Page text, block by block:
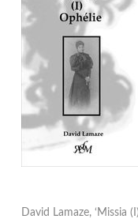
David Lamaze, ‘Missia